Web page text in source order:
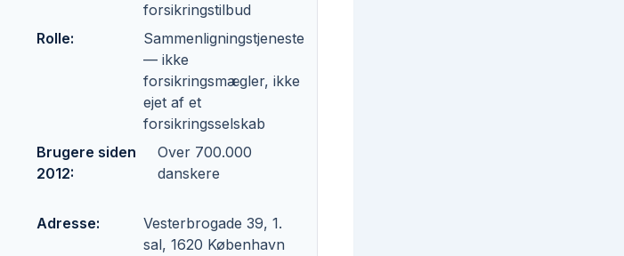
forsikringstilbud
Rolle:
Sammenligningstjeneste
— ikke
forsikringsmægler, ikke
ejet af et
forsikringsselskab
Brugere siden
2012:
Over 700.000
danskere
Adresse:
Vesterbrogade 39, 1.
sal, 1620 København